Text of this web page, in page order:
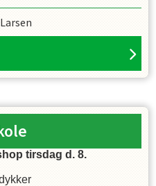
tirsdag d. 8.